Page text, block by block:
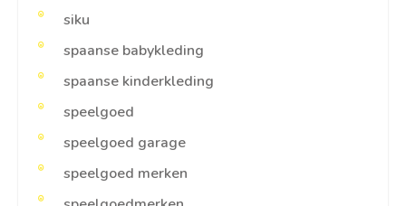
siku
spaanse babykleding
spaanse kinderkleding
speelgoed
speelgoed garage
speelgoed merken